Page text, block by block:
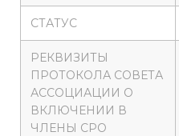
СТАТУС
РЕКВИЗИТЫ
ПРОТОКОЛА СОВЕТА
АССОЦИАЦИИ О
ВКЛЮЧЕНИИ В
ЧЛЕНЫ СРО